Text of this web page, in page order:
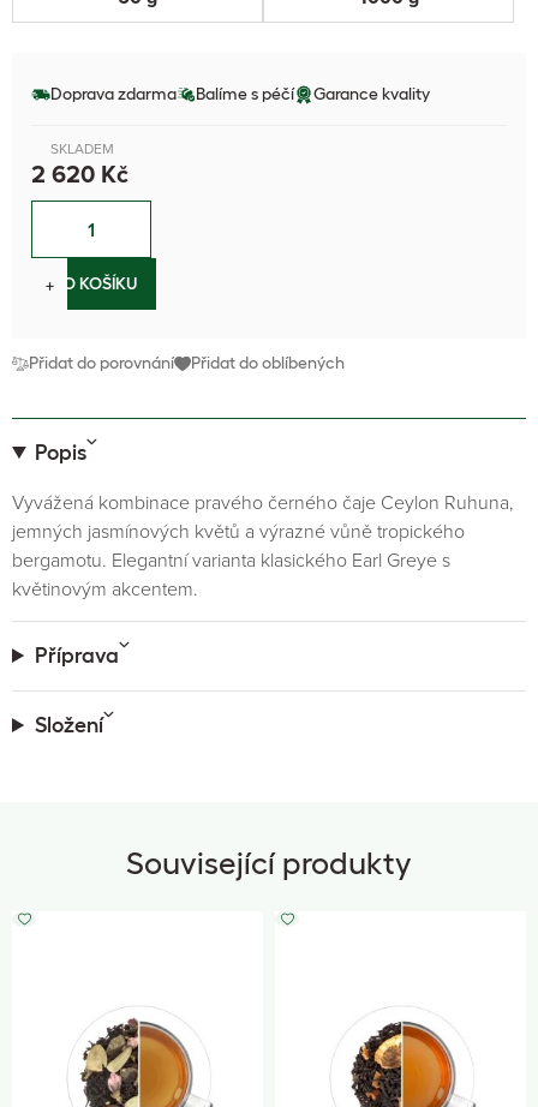
Doprava zdarma Balíme s péčí Garance kvality
SKLADEM
2 620 Kč
−
+DO KOŠÍKU
Přidat do porovnání Přidat do oblíbených
Popis
Vyvážená kombinace pravého černého čaje Ceylon Ruhuna,
jemných jasmínových květů a výrazné vůně tropického
bergamotu. Elegantní varianta klasického Earl Greye s
květinovým akcentem.
Příprava
Složení
Související produkty